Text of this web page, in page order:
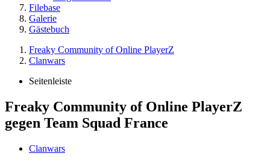
Filebase
Galerie
Gästebuch
Freaky Community of Online PlayerZ
Clanwars
Seitenleiste
Freaky Community of Online PlayerZ
gegen Team Squad France
Clanwars